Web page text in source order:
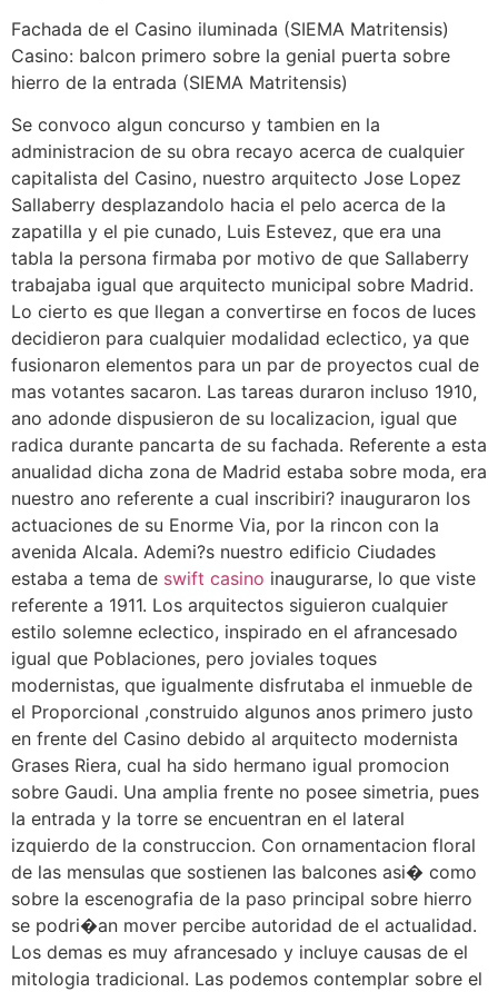
Fachada de el Casino iluminada (SIEMA Matritensis)
Casino: balcon primero sobre la genial puerta sobre
hierro de la entrada (SIEMA Matritensis)
Se convoco algun concurso y tambien en la
administracion de su obra recayo acerca de cualquier
capitalista del Casino, nuestro arquitecto Jose Lopez
Sallaberry desplazandolo hacia el pelo acerca de la
zapatilla y el pie cunado, Luis Estevez, que era una
tabla la persona firmaba por motivo de que Sallaberry
trabajaba igual que arquitecto municipal sobre Madrid.
Lo cierto es que llegan a convertirse en focos de luces
decidieron para cualquier modalidad eclectico, ya que
fusionaron elementos para un par de proyectos cual de
mas votantes sacaron. Las tareas duraron incluso 1910,
ano adonde dispusieron de su localizacion, igual que
radica durante pancarta de su fachada. Referente a esta
anualidad dicha zona de Madrid estaba sobre moda, era
nuestro ano referente a cual inscribiri? inauguraron los
actuaciones de su Enorme Via, por la rincon con la
avenida Alcala. Ademi?s nuestro edificio Ciudades
estaba a tema de swift casino inaugurarse, lo que viste
referente a 1911. Los arquitectos siguieron cualquier
estilo solemne eclectico, inspirado en el afrancesado
igual que Poblaciones, pero joviales toques
modernistas, que igualmente disfrutaba el inmueble de
el Proporcional ,construido algunos anos primero justo
en frente del Casino debido al arquitecto modernista
Grases Riera, cual ha sido hermano igual promocion
sobre Gaudi. Una amplia frente no posee simetria, pues
la entrada y la torre se encuentran en el lateral
izquierdo de la construccion. Con ornamentacion floral
de las mensulas que sostienen las balcones asi� como
sobre la escenografia de la paso principal sobre hierro
se podri�an mover percibe autoridad de el actualidad.
Los demas es muy afrancesado y incluye causas de el
mitologia tradicional. Las podemos contemplar sobre el